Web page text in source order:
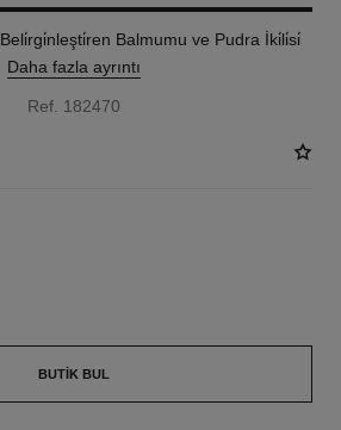
Balmumu ve Pudra İki̇li̇si̇
Daha fazla ayrıntı
Ref. 182470
BUTIK BUL